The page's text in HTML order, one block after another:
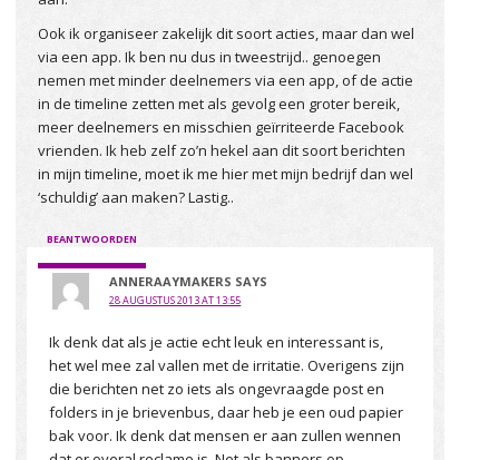
Ook ik organiseer zakelijk dit soort acties, maar dan wel
via een app. Ik ben nu dus in tweestrijd.. genoegen
nemen met minder deelnemers via een app, of de actie
in de timeline zetten met als gevolg een groter bereik,
meer deelnemers en misschien geïrriteerde Facebook
vrienden. Ik heb zelf zo’n hekel aan dit soort berichten
in mijn timeline, moet ik me hier met mijn bedrijf dan wel
‘schuldig’ aan maken? Lastig..
BEANTWOORDEN
ANNERAAYMAKERS SAYS
28 AUGUSTUS 2013 AT 13:55
Ik denk dat als je actie echt leuk en interessant is,
het wel mee zal vallen met de irritatie. Overigens zijn
die berichten net zo iets als ongevraagde post en
folders in je brievenbus, daar heb je een oud papier
bak voor. Ik denk dat mensen er aan zullen wennen